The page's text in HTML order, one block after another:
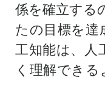
係を確立する
たの目標を達
工知能は、人
く理解できる